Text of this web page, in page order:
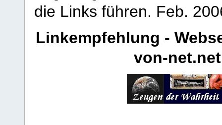
die Links führen. Feb.
Linkempfehlung -
von-net.net